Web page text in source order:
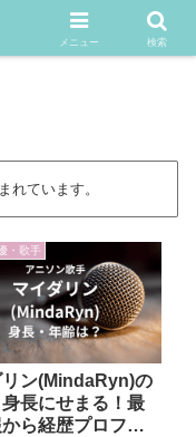
報発信サイト
れています。
・歌手
リン(MindaRyn)の
長にせまる！最
ら経歴プロフも
メニュー 検索